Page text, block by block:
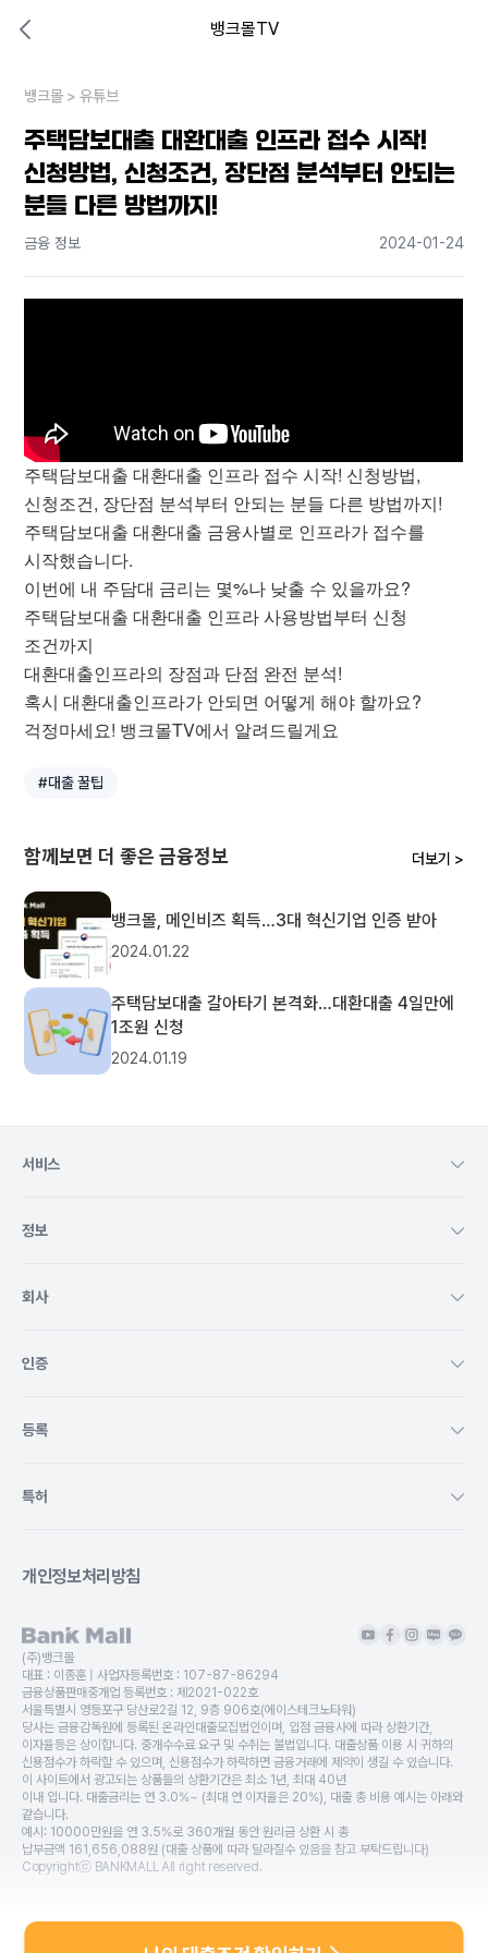
뱅크몰TV
내 상황엔 어떤 방법이 있을까?
뱅크몰 >유튜브
주택담보대출 대환대출 인프라 접수 시작!
신청방법, 신청조건, 장단점 분석부터 안되는
분들 다른 방법까지!
금융 정보 2024-01-24
주택담보대출 대환대출 인프라 접수 시작! 신청방법,
신청조건, 장단점 분석부터 안되는 분들 다른 방법까지!
주택담보대출 대환대출 금융사별로 인프라가 접수를
시작했습니다.
이번에 내 주담대 금리는 몇%나 낮출 수 있을까요?
주택담보대출 대환대출 인프라 사용방법부터 신청
조건까지
대환대출인프라의 장점과 단점 완전 분석!
혹시 대환대출인프라가 안되면 어떻게 해야 할까요?
걱정마세요! 뱅크몰TV에서 알려드릴게요
#대출 꿀팁
함께보면 더 좋은 금융정보 더보기 >
뱅크몰, 메인비즈 획득…3대 혁신기업 인증 받아
2024.01.22
주택담보대출 갈아타기 본격화…대환대출 4일만에
1조원 신청
2024.01.19
서비스
정보
회사
인증
등록
특허
개인정보처리방침
(주)뱅크몰
대표 : 이종훈 | 사업자등록번호 : 107-87-86294
금융상품판매중개업 등록번호 : 제2021-022호
서울특별시 영등포구 당산로2길 12, 9층 906호(에이스테크노타워)
당사는 금융감독원에 등록된 온라인대출모집법인이며, 입점 금융사에 따라 상환기간,
이자율등은 상이합니다. 중개수수료 요구 및 수취는 불법입니다. 대출상품 이용 시 귀하의
신용점수가 하락할 수 있으며, 신용점수가 하락하면 금융거래에 제약이 생길 수 있습니다.
이 사이트에서 광고되는 상품들의 상환기간은 최소 1년, 최대 40년
이내 입니다. 대출금리는 연 3.0%~ (최대 연 이자율은 20%), 대출 총 비용 예시는 아래와
같습니다.
예시: 10000만원을 연 3.5%로 360개월 동안 원리금 상환 시 총
납부금액 161,656,088원 (대출 상품에 따라 달라질수 있음을 참고 부탁드립니다)
Copyrightⓒ BANKMALL All right reserved.